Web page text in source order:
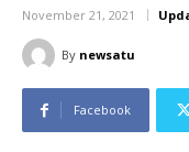
November 21, 2021
By newsatu
Facebook